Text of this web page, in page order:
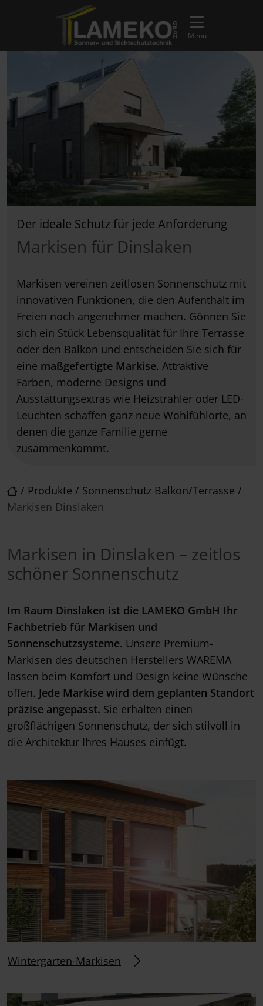
zur Top-Navigation
zur Hauptnavigation
Inhalt springen
zum Footer
Hauptnavigation
Menü
/ Produkte / Sonnenschutz Balkon/Terrasse /
Markisen Dinslaken
Der ideale Schutz für jede Anforderung
Markisen für Dinslaken
Markisen vereinen zeitlosen Sonnenschutz mit
innovativen Funktionen, die den Aufenthalt im
Freien noch angenehmer machen. Gönnen Sie
sich ein Stück Lebensqualität für Ihre Terrasse
oder den Balkon und entscheiden Sie sich für
eine maßgefertigte Markise. Attraktive
Farben, moderne Designs und
Ausstattungsextras wie Heizstrahler oder LED-
Leuchten schaffen ganz neue Wohlfühlorte, an
denen die ganze Familie gerne
zusammenkommt.
Markisen in Dinslaken – zeitlos
schöner Sonnenschutz
Im Raum Dinslaken ist die LAMEKO GmbH Ihr
Fachbetrieb für Markisen und
Sonnenschutzsysteme. Unsere Premium-
Markisen des deutschen Herstellers WAREMA
lassen beim Komfort und Design keine Wünsche
offen. Jede Markise wird dem geplanten Standort
präzise angepasst. Sie erhalten einen
großflächigen Sonnenschutz, der sich stilvoll in
die Architektur Ihres Hauses einfügt.
Wintergarten-Markisen